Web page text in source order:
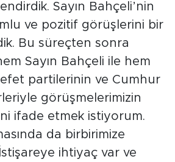
Sayın Bahçeli’nin
ve pozitif görüşlerini bir
Bu süreçten sonra
Sayın Bahçeli ile hem
partilerinin ve Cumhur
görüşmelerimizin
ifade etmek istiyorum.
da birbirimize
İstişareye ihtiyaç var ve